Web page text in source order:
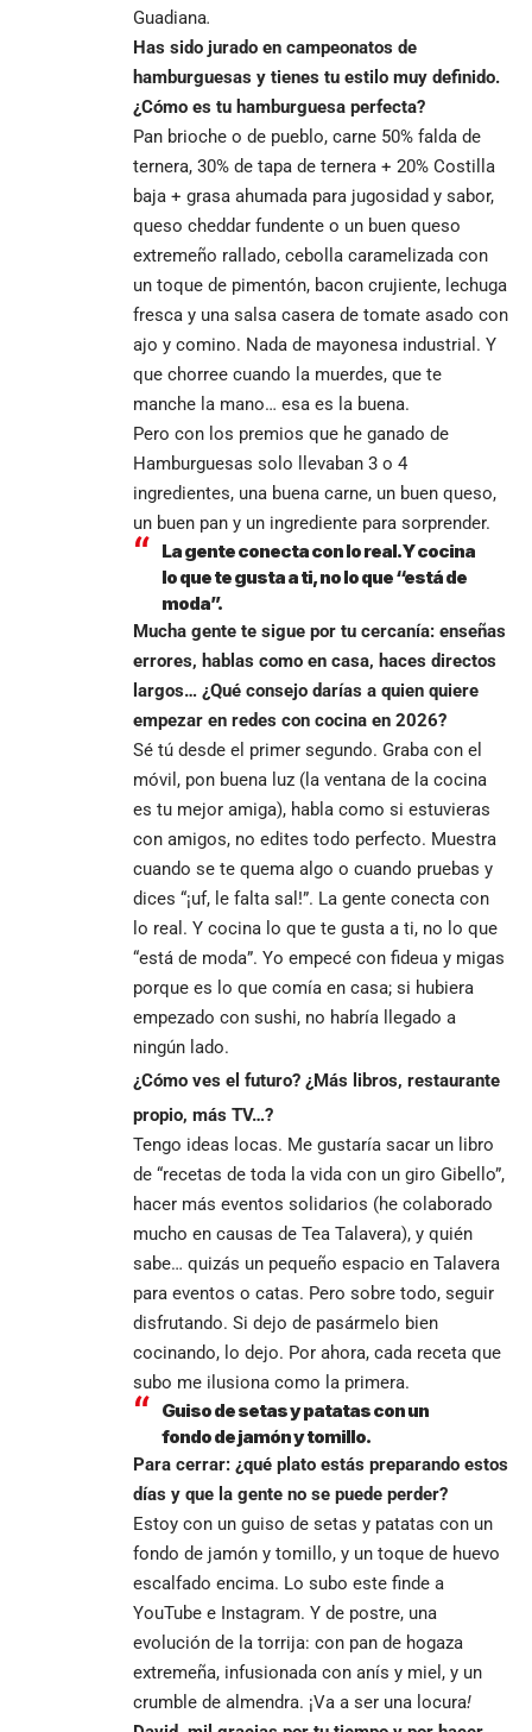
Guadiana.
Has sido jurado en campeonatos de
hamburguesas y tienes tu estilo muy definido.
¿Cómo es tu hamburguesa perfecta?
Pan brioche o de pueblo, carne 50% falda de
ternera, 30% de tapa de ternera + 20% Costilla
baja + grasa ahumada para jugosidad y sabor,
queso cheddar fundente o un buen queso
extremeño rallado, cebolla caramelizada con
un toque de pimentón, bacon crujiente, lechuga
fresca y una salsa casera de tomate asado con
ajo y comino. Nada de mayonesa industrial. Y
que chorree cuando la muerdes, que te
manche la mano… esa es la buena.
Pero con los premios que he ganado de
Hamburguesas solo llevaban 3 o 4
ingredientes, una buena carne, un buen queso,
un buen pan y un ingrediente para sorprender.
La gente conecta con lo real. Y cocina
lo que te gusta a ti, no lo que “está de
moda”.
Mucha gente te sigue por tu cercanía: enseñas
errores, hablas como en casa, haces directos
largos… ¿Qué consejo darías a quien quiere
empezar en redes con cocina en 2026?
Sé tú desde el primer segundo. Graba con el
móvil, pon buena luz (la ventana de la cocina
es tu mejor amiga), habla como si estuvieras
con amigos, no edites todo perfecto. Muestra
cuando se te quema algo o cuando pruebas y
dices “¡uf, le falta sal!”. La gente conecta con
lo real. Y cocina lo que te gusta a ti, no lo que
“está de moda”. Yo empecé con fideua y migas
porque es lo que comía en casa; si hubiera
empezado con sushi, no habría llegado a
ningún lado.
¿Cómo ves el futuro? ¿Más libros, restaurante
propio, más TV…?
Tengo ideas locas. Me gustaría sacar un libro
de “recetas de toda la vida con un giro Gibello”,
hacer más eventos solidarios (he colaborado
mucho en causas de Tea Talavera), y quién
sabe… quizás un pequeño espacio en Talavera
para eventos o catas. Pero sobre todo, seguir
disfrutando. Si dejo de pasármelo bien
cocinando, lo dejo. Por ahora, cada receta que
subo me ilusiona como la primera.
Guiso de setas y patatas con un
fondo de jamón y tomillo.
Para cerrar: ¿qué plato estás preparando estos
días y que la gente no se puede perder?
Estoy con un guiso de setas y patatas con un
fondo de jamón y tomillo, y un toque de huevo
escalfado encima. Lo subo este finde a
YouTube e Instagram. Y de postre, una
evolución de la torrija: con pan de hogaza
extremeña, infusionada con anís y miel, y un
crumble de almendra. ¡Va a ser una locura!